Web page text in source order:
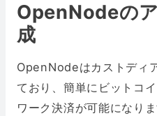
OpenNodeの
成
OpenNodeはカストディ
ており、簡単にビットコ
ワーク決済が可能になりま